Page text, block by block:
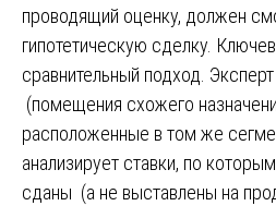
проводящий оценку, должен
гипотетическую сделку.
сравнительный подход.
(помещения схожего
расположенные в том же
анализирует ставки, по
сданы (а не выставлены на